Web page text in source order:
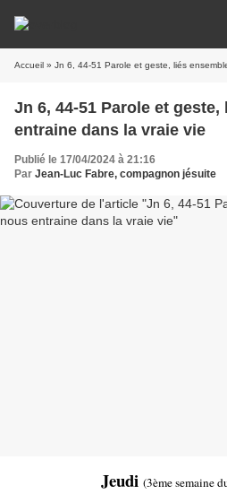
Accueil » Jn 6, 44-51 Parole et geste, liés
Jn 6, 44-51 Parole et
entraine dans la vraie vie
Publié le 17/04/2024 à 21:16
Par Jean-Luc Fabre, compagnon jésuite
Jeudi (3ème semaine